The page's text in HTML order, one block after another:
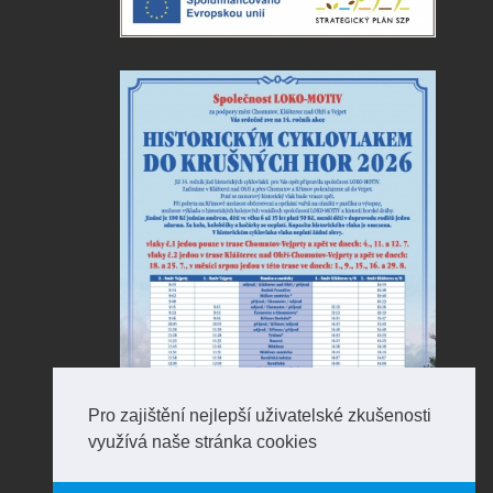
Pro zajištění nejlepší uživatelské zkušenosti
využívá naše stránka cookies